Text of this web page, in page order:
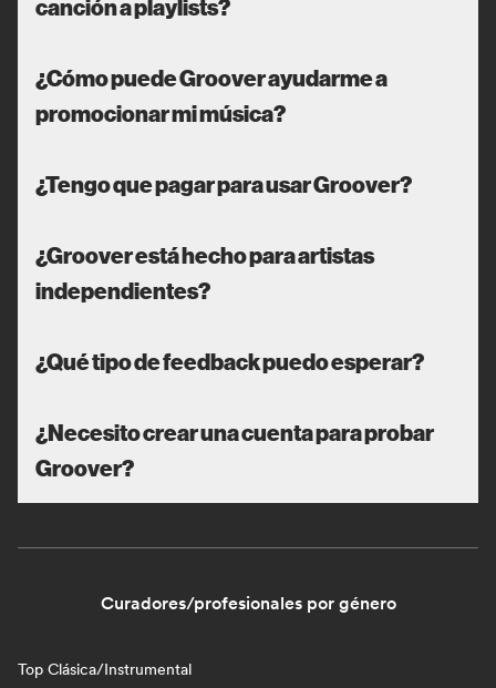
canción a playlists?
¿Cómo puede Groover ayudarme a
promocionar mi música?
¿Tengo que pagar para usar Groover?
¿Groover está hecho para artistas
independientes?
¿Qué tipo de feedback puedo esperar?
¿Necesito crear una cuenta para probar
Groover?
Curadores/profesionales por género
Top Clásica/Instrumental